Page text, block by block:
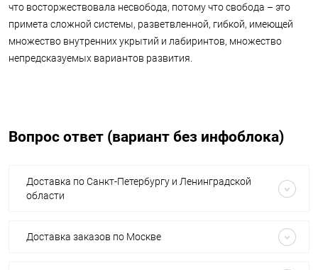
что восторжествовала несвобода, потому что свобода – это
примета сложной системы, разветвленной, гибкой, имеющей
множество внутренних укрытий и лабиринтов, множество
непредсказуемых вариантов развития.
Вопрос ответ (вариант без инфоблока)
Доставка по Санкт-Петербургу и Ленинградской
области
Доставка заказов по Москве